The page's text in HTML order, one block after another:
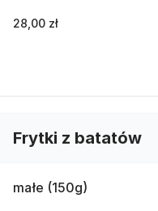
28,00 zł
Frytki z batatów
małe (150g)